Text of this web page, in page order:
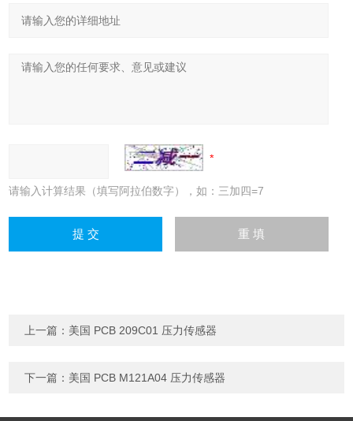
请输入计算结果（填写阿拉伯数字），如：三加四=7
上一篇： 美国 PCB 209C01 压力传感器
下一篇： 美国 PCB M121A04 压力传感器